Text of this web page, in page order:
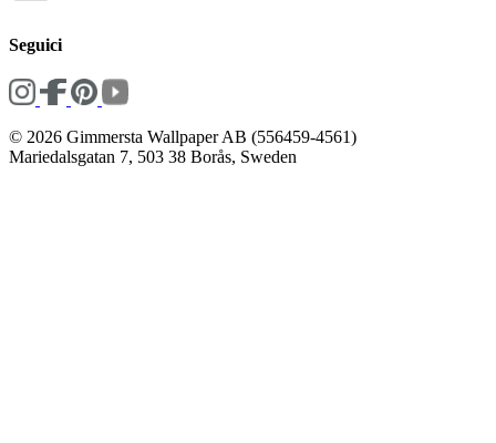
Seguici
© 2026 Gimmersta Wallpaper AB (556459-4561)
Mariedalsgatan 7, 503 38 Borås, Sweden